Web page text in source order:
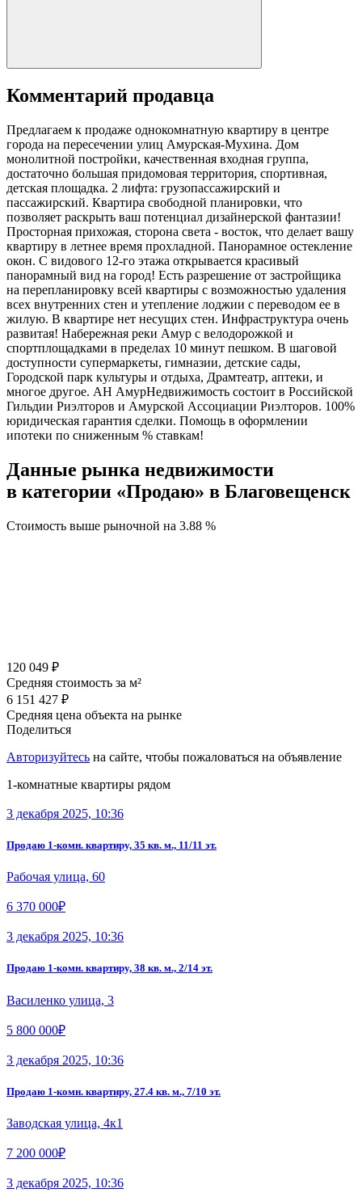
Комментарий продавца
Предлагаем к продаже однокомнатную квартиру в центре
города на пересечении улиц Амурская-Мухина. Дом
монолитной постройки, качественная входная группа,
достаточно большая придомовая территория, спортивная,
детская площадка. 2 лифта: грузопассажирский и
пассажирский. Квартира свободной планировки, что
позволяет раскрыть ваш потенциал дизайнерской фантазии!
Просторная прихожая, сторона света - восток, что делает вашу
квартиру в летнее время прохладной. Панорамное остекление
окон. С видового 12-го этажа открывается красивый
панорамный вид на город! Есть разрешение от застройщика
на перепланировку всей квартиры с возможностью удаления
всех внутренних стен и утепление лоджии с переводом ее в
жилую. В квартире нет несущих стен. Инфраструктура очень
развитая! Набережная реки Амур с велодорожкой и
спортплощадками в пределах 10 минут пешком. В шаговой
доступности супермаркеты, гимназии, детские сады,
Городской парк культуры и отдыха, Драмтеатр, аптеки, и
многое другое. АН АмурНедвижимость состоит в Российской
Гильдии Риэлторов и Амурской Ассоциации Риэлторов. 100%
юридическая гарантия сделки. Помощь в оформлении
ипотеки по сниженным % ставкам!
Данные рынка недвижимости
в категории «Продаю» в Благовещенск
Стоимость выше рыночной на 3.88 %
120 049 ₽
Средняя стоимость за м²
6 151 427 ₽
Средняя цена объекта на рынке
Поделиться
Авторизуйтесь на сайте, чтобы пожаловаться на объявление
1-комнатные квартиры рядом
3 декабря 2025, 10:36
Продаю 1-комн. квартиру, 35 кв. м., 11/11 эт.
Рабочая улица, 60
6 370 000₽
3 декабря 2025, 10:36
Продаю 1-комн. квартиру, 38 кв. м., 2/14 эт.
Василенко улица, 3
5 800 000₽
3 декабря 2025, 10:36
Продаю 1-комн. квартиру, 27.4 кв. м., 7/10 эт.
Заводская улица, 4к1
7 200 000₽
3 декабря 2025, 10:36